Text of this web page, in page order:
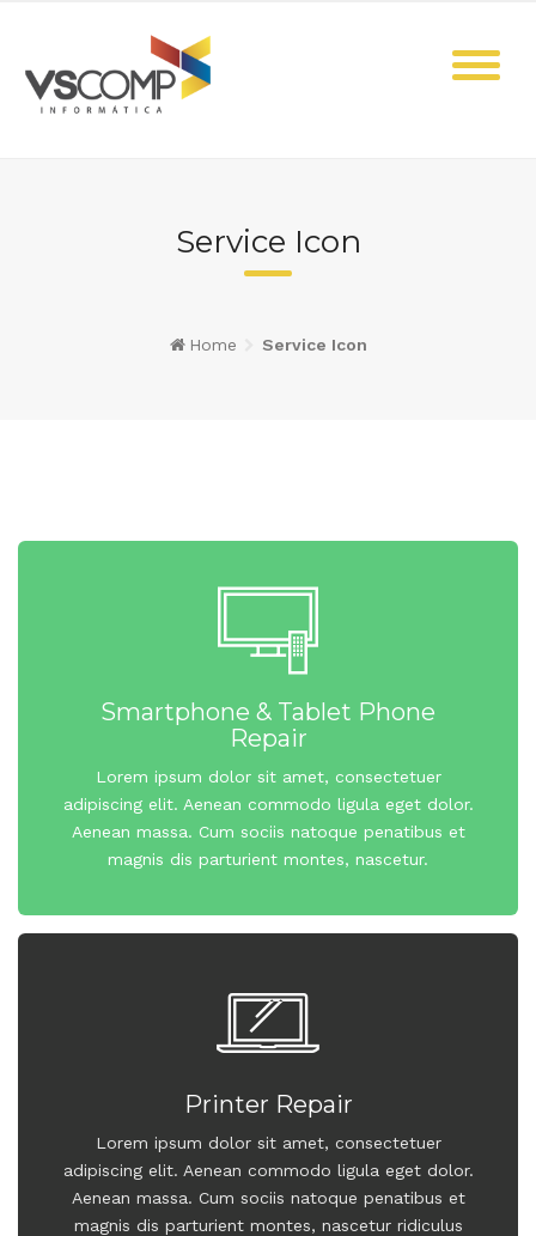
content
Service Icon
Home Service Icon
Smartphone & Tablet Phone
Repair
Lorem ipsum dolor sit amet, consectetuer
adipiscing elit. Aenean commodo ligula eget dolor.
Aenean massa. Cum sociis natoque penatibus et
magnis dis parturient montes, nascetur.
Printer Repair
Lorem ipsum dolor sit amet, consectetuer
adipiscing elit. Aenean commodo ligula eget dolor.
Aenean massa. Cum sociis natoque penatibus et
magnis dis parturient montes, nascetur ridiculus